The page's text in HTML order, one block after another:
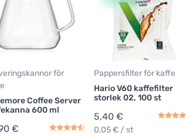
för
Coffee Server
600 ml
€
Pappersfilter för kaffe
Hario V60 kaffefilter
storlek 02, 100 st
5,40 €
0,05 € / st